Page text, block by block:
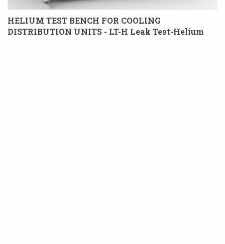
HELIUM TEST BENCH FOR COOLING
DISTRIBUTION UNITS - LT-H Leak Test-Helium